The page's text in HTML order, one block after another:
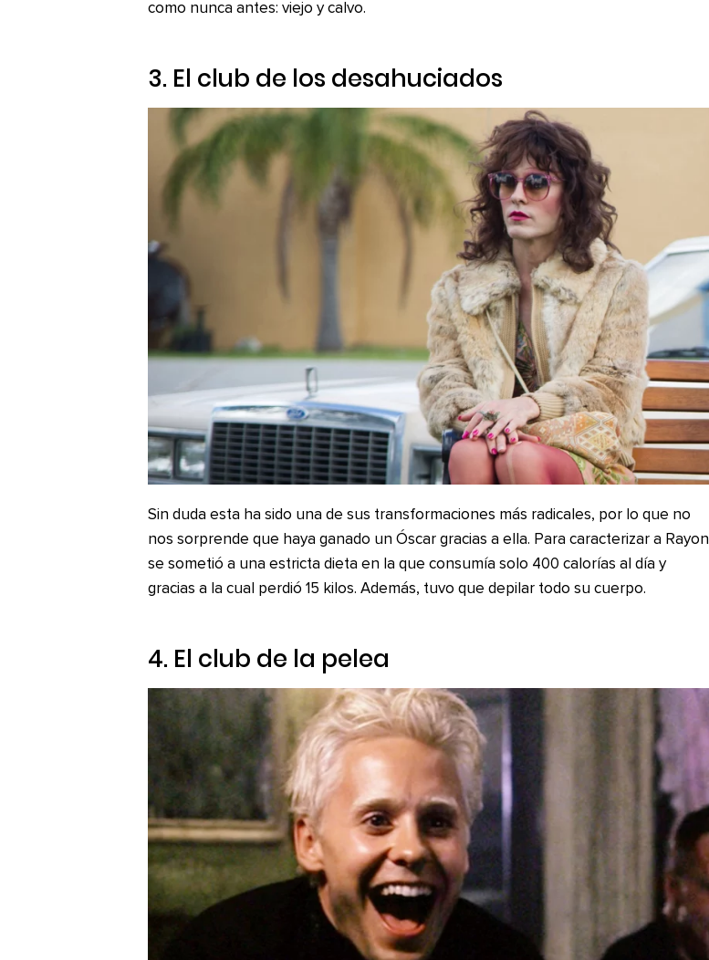
como nunca antes: viejo y calvo.
3. El club de los desahuciados
Sin duda esta ha sido una de sus transformaciones más radicales, por lo que no
nos sorprende que haya ganado un Óscar gracias a ella. Para caracterizar a Rayon
se sometió a una estricta dieta en la que consumía solo 400 calorías al día y
gracias a la cual perdió 15 kilos. Además, tuvo que depilar todo su cuerpo.
4. El club de la pelea